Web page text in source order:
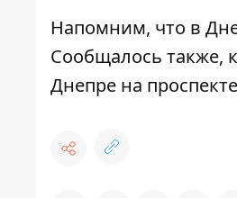
Напомним, что в
Сообщалось также,
Днепре на